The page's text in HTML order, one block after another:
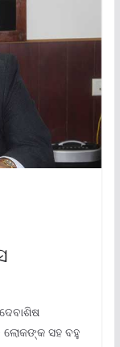
ଲୋକଙ୍କ ସହ ବହୁ